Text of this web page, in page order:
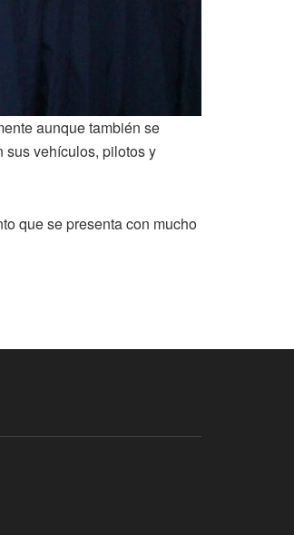
aunque también se
sus vehículos, pilotos y
que se presenta con mucho